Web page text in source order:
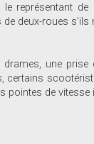
représentant de
deux-roues s’ils
une prise
pointes de